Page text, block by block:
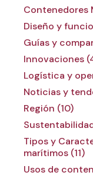
Contenedores
Diseño y
Guías y
Innovaciones
Logística y
Noticias y
Región (10)
Tipos y
marítimos (11)
Usos de